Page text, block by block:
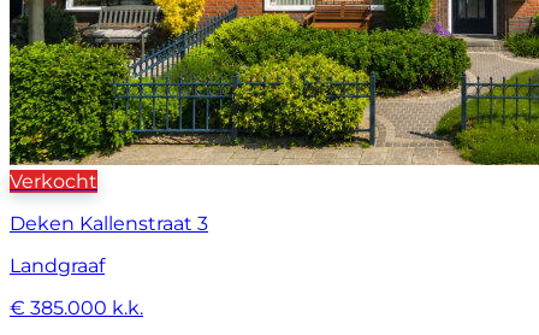
Verkocht
Deken Kallenstraat 3
Landgraaf
€ 385.000 k.k.